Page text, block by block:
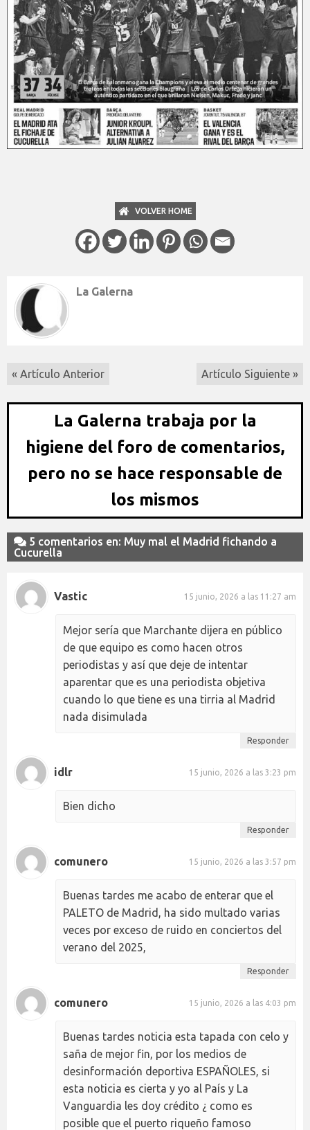
VOLVER HOME
La Galerna
« Artículo Anterior Artículo Siguiente »
La Galerna trabaja por la
higiene del foro de comentarios,
pero no se hace responsable de
los mismos
5 comentarios en: Muy mal el Madrid fichando a
Cucurella
Vastic 15 junio, 2026 a las 11:27 am
Mejor sería que Marchante dijera en público
de que equipo es como hacen otros
periodistas y así que deje de intentar
aparentar que es una periodista objetiva
cuando lo que tiene es una tirria al Madrid
nada disimulada
Responder
idlr 15 junio, 2026 a las 3:23 pm
Bien dicho
Responder
comunero 15 junio, 2026 a las 3:57 pm
Buenas tardes me acabo de enterar que el
PALETO de Madrid, ha sido multado varias
veces por exceso de ruido en conciertos del
verano del 2025,
Responder
comunero 15 junio, 2026 a las 4:03 pm
Buenas tardes noticia esta tapada con celo y
saña de mejor fin, por los medios de
desinformación deportiva ESPAÑOLES, si
esta noticia es cierta y yo al País y La
Vanguardia les doy crédito ¿ como es
posible que el puerto riqueño famoso